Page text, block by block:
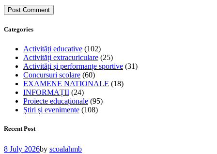
Categories
Activități educative (102)
Activități extracuriculare (25)
Activități și performanțe sportive (31)
Concursuri scolare (60)
EXAMENE NATIONALE (18)
INFORMAȚII (24)
Proiecte educaționale (95)
Știri și evenimente (108)
Recent Post
8 July 2026by scoalahmb